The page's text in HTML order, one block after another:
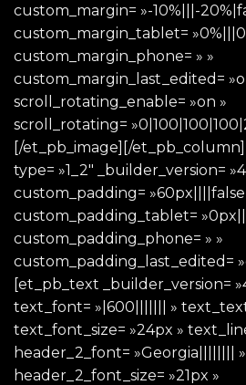
custom_margin= »-10%|||-
custom_margin_tablet=
custom_margin_phone= » »
custom_margin_last_edited=
scroll_rotating_enable= »on »
scroll_rotating=
[/et_pb_image][/
type= »1_2″ _builder_version=
custom_padding=
custom_padding_tablet=
custom_padding_phone= » »
custom_padding_last_edited=
[et_pb_text _builder_version=
text_font= »|600||||||| »
text_font_size= »24px »
header_2_font= »Georgia|||||||| »
header_2_font_size= »21px »